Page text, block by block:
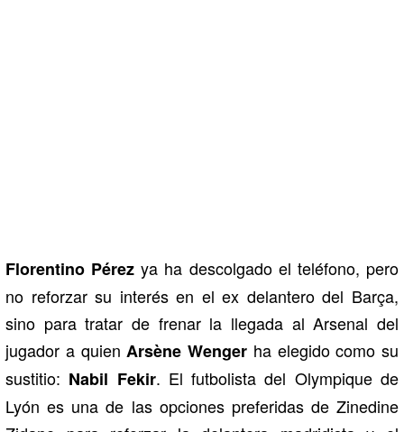
Florentino Pérez ya ha descolgado el teléfono, pero
no reforzar su interés en el ex delantero del Barça,
sino para tratar de frenar la llegada al Arsenal del
jugador a quien Arsène Wenger ha elegido como su
sustitio: Nabil Fekir. El futbolista del Olympique de
Lyón es una de las opciones preferidas de Zinedine